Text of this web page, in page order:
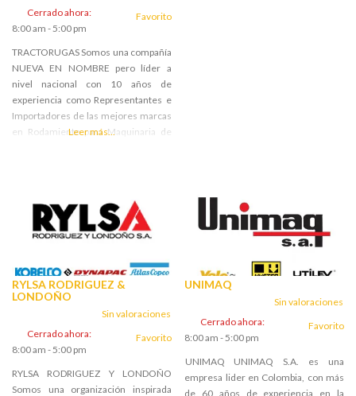
Favorito
Cerrado ahora:
8:00 am - 5:00 pm
TRACTORUGAS Somos una compañía
NUEVA EN NOMBRE pero líder a
nivel nacional con 10 años de
experiencia como Representantes e
Importadores de las mejores marcas
en Rodamiento para Maquinaria de
Herramienta de Corte Marca
METISA, reconocida a nivel mundial y
con Certificado de Garantía de la ISO
S.A.S. Fundamenta su fortaleza en la
excelente calidad de sus productos,
marcas y en el profesionalismo del
grupo de seres humanos que
conforma la compañía, el
Leer más...
RYLSA RODRIGUEZ &
LONDOÑO
Sin valoraciones
Favorito
Cerrado ahora:
8:00 am - 5:00 pm
RYLSA RODRIGUEZ Y LONDOÑO
Somos una organización inspirada
UNIMAQ
Sin valoraciones
Favorito
Cerrado ahora:
8:00 am - 5:00 pm
UNIMAQ UNIMAQ S.A. es una
empresa lider en Colombia, con más
de 60 años de experiencia en la